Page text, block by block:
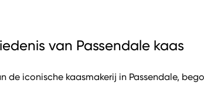
van Passendale kaas
de iconische kaasmakerij in Passendale,